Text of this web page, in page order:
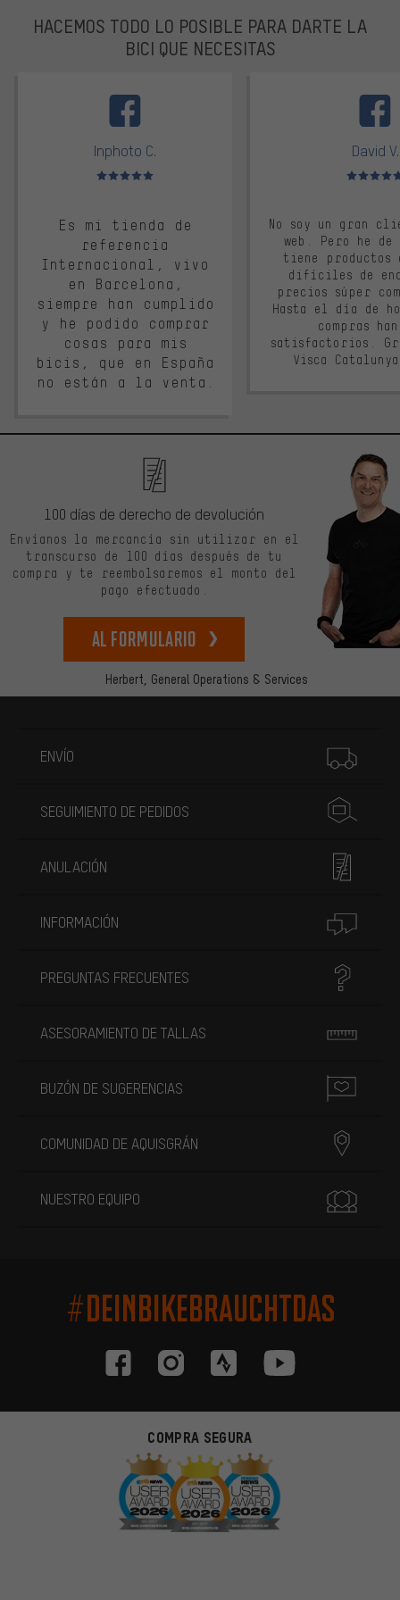
HACEMOS TODO LO POSIBLE PARA DARTE LA
BICI QUE NECESITAS
Inphoto C.
Valoración media: 5 de 5
Es mi tienda de
referencia
Internacional, vivo
en Barcelona,
siempre han cumplido
y he podido comprar
cosas para mis
bicis, que en España
no están a la venta.
David V.
Valoración
No soy un gran
web. Pero he
tiene productos
difíciles de
precios súper
Hasta el día de
compras
satisfactorios.
Visca
Herbert, General Operations & Services
100 días de derecho de devolución
Envíanos la mercancía sin utilizar en el
transcurso de 100 días después de tu
compra y te reembolsaremos el monto del
pago efectuado.
Al formulario
ENVÍO
SEGUIMIENTO DE PEDIDOS
ANULACIÓN
INFORMACIÓN
PREGUNTAS FRECUENTES
ASESORAMIENTO DE TALLAS
BUZÓN DE SUGERENCIAS
COMUNIDAD DE AQUISGRÁN
NUESTRO EQUIPO
#DEINBIKEBRAUCHTDAS
COMPRA SEGURA